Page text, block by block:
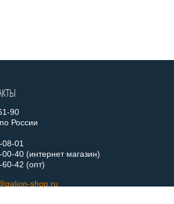
90
России
01
40 (интернет магазин)
42 (опт)
shop.ru